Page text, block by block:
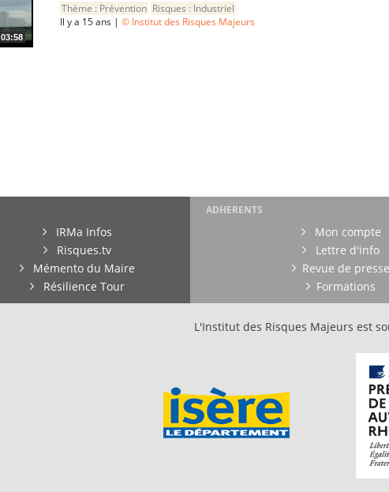
03:58
Thème : Prévention Risques : Industriel
Il y a 15 ans | © Institut des Risques Majeurs
IRMa Infos
Risques.tv
Mémento du Maire
Résilience Tour
ADHERENTS
Mon compte
Lettre d'info
Revue de presse
Formations
L'Institut des Risques Majeurs est